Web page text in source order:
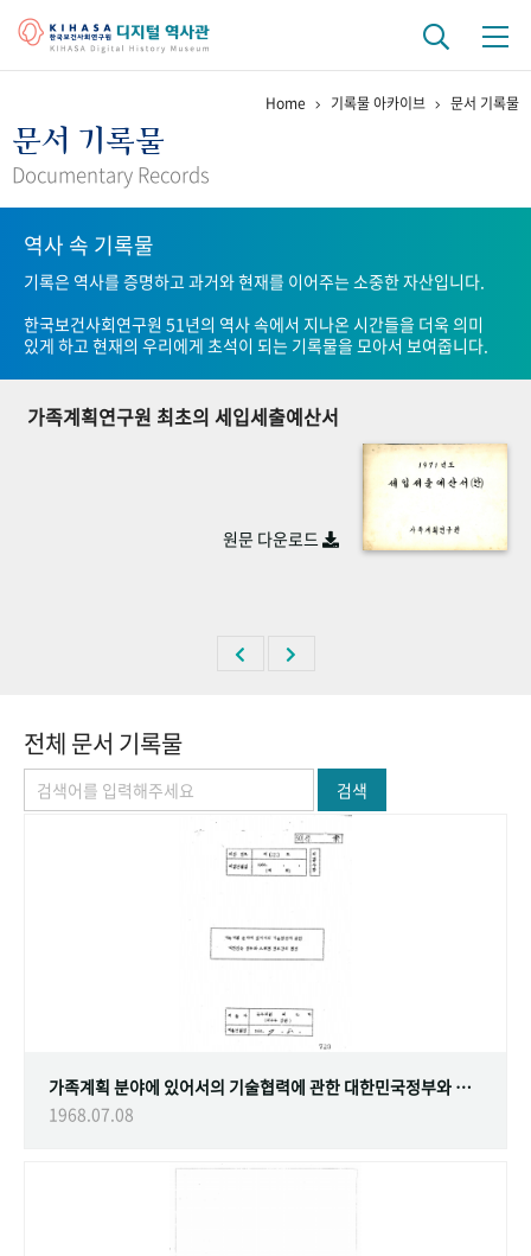
걸어온 길 기관 변천사
연구 역사
정책과 연구 키워드로 보는 연구 역사
연구자들
기록물 아카이브
사진 아카이브 문서 기록물 행정박물
숫자로 보는 50년 50+1주년 광장
Home 기록물 아카이브 문서 기록물
문서 기록물
Documentary Records
역사 속 기록물
기록은 역사를 증명하고 과거와 현재를 이어주는 소중한 자산입니다.
한국보건사회연구원 51년의 역사 속에서 지나온 시간들을 더욱 의미
있게 하고 현재의 우리에게 초석이 되는 기록물을 모아서 보여줍니다.
가족계획연구원 최초의 세입세출예산서
원문 다운로드
전체 문서 기록물
검색
가족계획 분야에 있어서의 기술협력에 관한 대한민국정부와 스웨덴 정부간의 협정
1968.07.08